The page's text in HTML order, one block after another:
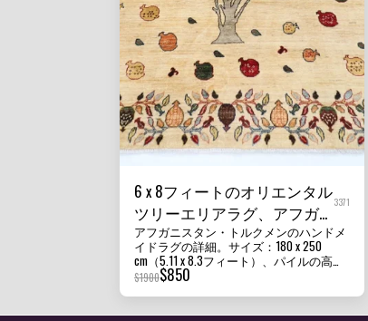
6 x 8フィートのオリエンタル
ツリーエリアラグ、アフガ
ンハンドノット、ベジタブ
ルダイウール、トライバル
ラグ
3371
アフガニスタン・トルクメンのハンドメ
イドラグの詳細。サイズ：180 x 250
cm（5.11 x 8.3フィート）、パイルの高
さ：8mm～10mm。状態：新品。素材：ア
$1900$850